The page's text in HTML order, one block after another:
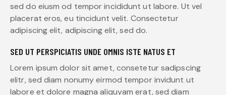
sed do eiusm od tempor incididunt ut labore. Ut vel
placerat eros, eu tincidunt velit. Consectetur
adipiscing elit, adipiscing elit, sed do.
SED UT PERSPICIATIS UNDE OMNIS ISTE NATUS ET
Lorem ipsum dolor sit amet, consetetur sadipscing
elitr, sed diam nonumy eirmod tempor invidunt ut
labore et dolore magna aliquyam erat, sed diam